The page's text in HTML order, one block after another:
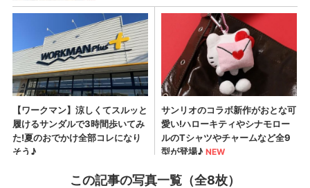
この記事の写真一覧（全8枚）